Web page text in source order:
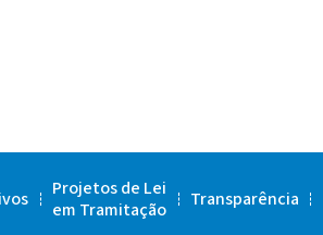
Projetos de Lei
em Tramitação
Transparência